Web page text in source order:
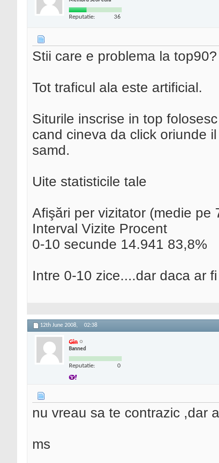
Reputatie: 36
Stii care e problema la top90?
Tot traficul ala este artificial.
Siturile inscrise in top
cand cineva da click oriunde
samd.
Uite statisticile tale
Afişări per vizitator (medie pe
Interval Vizite Procent
0-10 secunde 14.941 83,8%
Intre 0-10 zice....dar daca ar
12th June 2008, 02:38
Gin
Banned
Reputatie: 0
nu vreau sa te contrazic ,dar
ms